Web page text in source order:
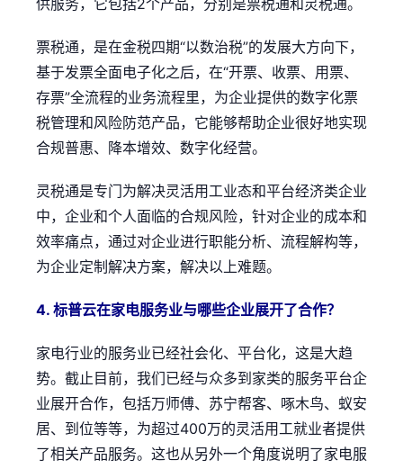
供服务，它包括2个产品，分别是票税通和灵税通。
票税通，是在金税四期“以数治税”的发展大方向下，
基于发票全面电子化之后，在“开票、收票、用票、
存票”全流程的业务流程里，为企业提供的数字化票
税管理和风险防范产品，它能够帮助企业很好地实现
合规普惠、降本增效、数字化经营。
灵税通是专门为解决灵活用工业态和平台经济类企业
中，企业和个人面临的合规风险，针对企业的成本和
效率痛点，通过对企业进行职能分析、流程解构等，
为企业定制解决方案，解决以上难题。
4. 标普云在家电服务业与哪些企业展开了合作？
家电行业的服务业已经社会化、平台化，这是大趋
势。截止目前，我们已经与众多到家类的服务平台企
业展开合作，包括万师傅、苏宁帮客、啄木鸟、蚁安
居、到位等等，为超过400万的灵活用工就业者提供
了相关产品服务。这也从另外一个角度说明了家电服